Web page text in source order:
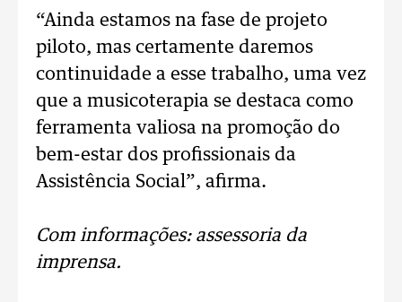
“Ainda estamos na fase de projeto
piloto, mas certamente daremos
continuidade a esse trabalho, uma vez
que a musicoterapia se destaca como
ferramenta valiosa na promoção do
bem-estar dos profissionais da
Assistência Social”, afirma.
Com informações: assessoria da
imprensa.